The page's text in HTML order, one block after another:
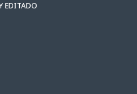
EDITADO